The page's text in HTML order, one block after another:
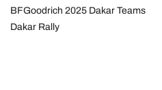
BFGoodrich 2025 Dakar Teams
Dakar Rally